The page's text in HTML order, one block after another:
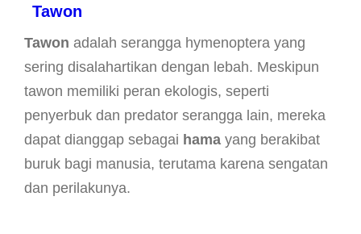
Tawon
Tawon adalah serangga hymenoptera yang
sering disalahartikan dengan lebah. Meskipun
tawon memiliki peran ekologis, seperti
penyerbuk dan predator serangga lain, mereka
dapat dianggap sebagai hama yang berakibat
buruk bagi manusia, terutama karena sengatan
dan perilakunya.